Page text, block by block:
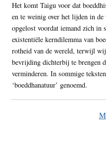
Het komt Taigu voor dat
en te weinig over het lijden in
opgelost voordat iemand zich
existentiële kerndilemma van
rotheid van de wereld, terwijl
bevrijding dichterbij te brengen
verminderen. In sommige
‘boeddhanatuur’ genoemd.